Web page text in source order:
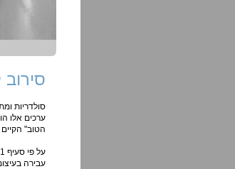
סולדריות
הטוב"
עבירה